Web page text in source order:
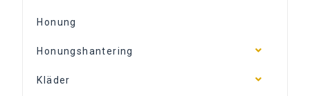
Honung
Honungshantering
Kläder